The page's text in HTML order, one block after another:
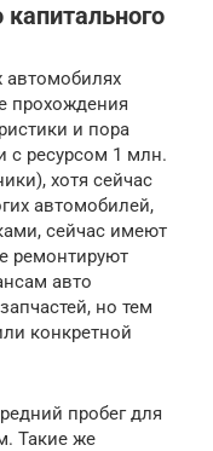
капитального
автомобилях
прохождения
и пора
с ресурсом 1 млн.
хотя сейчас
автомобилей,
сейчас имеют
ремонтируют
авто
но тем
конкретной
пробег для
Такие же